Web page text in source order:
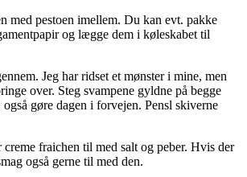
med pestoen imellem. Du kan evt. pakke
og lægge dem i køleskabet til
Jeg har ridset et mønster i mine, men
over. Steg svampene gyldne på begge
gøre dagen i forvejen. Pensl skiverne
creme fraichen til med salt og peber. Hvis der
også gerne til med den.